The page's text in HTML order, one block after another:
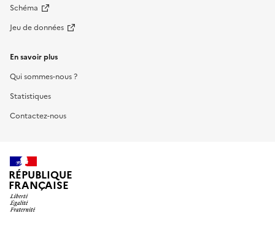
Schéma
Jeu de données
En savoir plus
Qui sommes-nous ?
Statistiques
Contactez-nous
RÉPUBLIQUE
FRANÇAISE